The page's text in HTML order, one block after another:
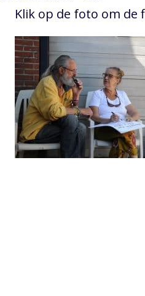
Klik op de foto om de